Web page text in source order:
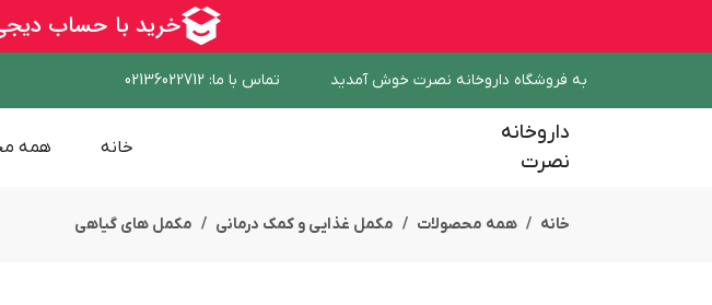
به فروشگاه داروخانه نصرت خوش آمدید تماس با ما:
02136022712
داروخانه
نصرت
خانه همه
خانه همه محصولات مکمل غذایی و کمک درمانی مکمل های گیاهی